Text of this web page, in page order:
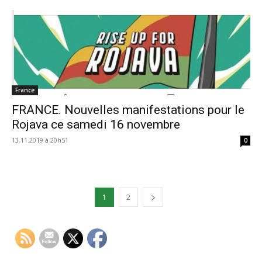
France
FRANCE. Nouvelles manifestations pour le
Rojava ce samedi 16 novembre
13.11.2019 à 20h51 0
1 2